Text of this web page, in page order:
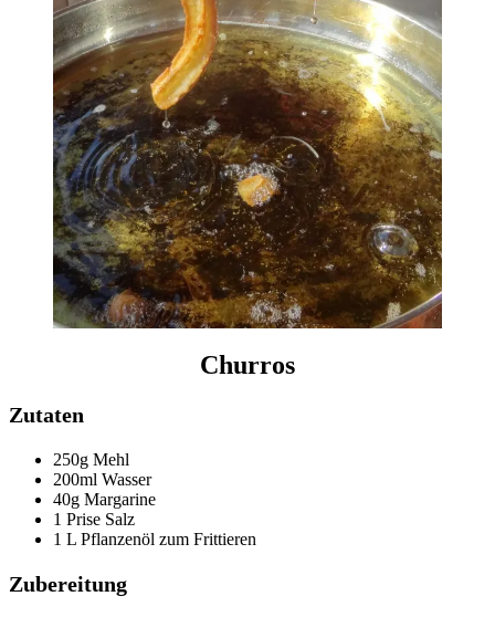
Churros
Zutaten
250g Mehl
200ml Wasser
40g Margarine
1 Prise Salz
1 L Pflanzenöl zum Frittieren
Zubereitung